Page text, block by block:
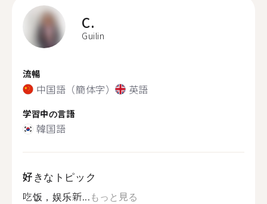
C.
Guilin
流暢
中国語（簡体字） 英語
学習中の言語
韓国語
好きなトピック
吃饭，娱乐新...もっと見る